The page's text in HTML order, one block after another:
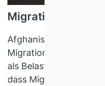
Migration macht
Afghanistan, Syrien,
Migration wird
als Belastung
dass Migrantinnen und